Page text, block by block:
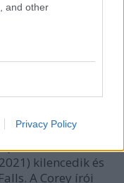
and other
Privacy Policy
hatalmas
tavaly év végén
(magyarul
sorozatának
kilencedik és
A Corey írói